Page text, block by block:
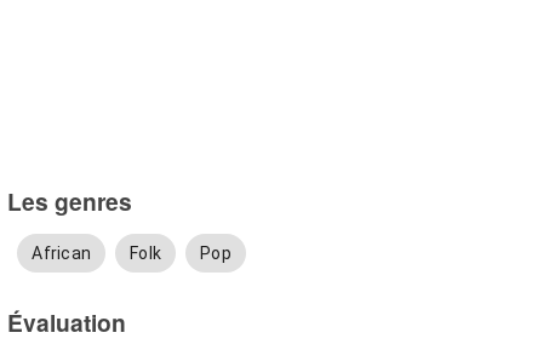
Les genres
African Folk Pop
Évaluation